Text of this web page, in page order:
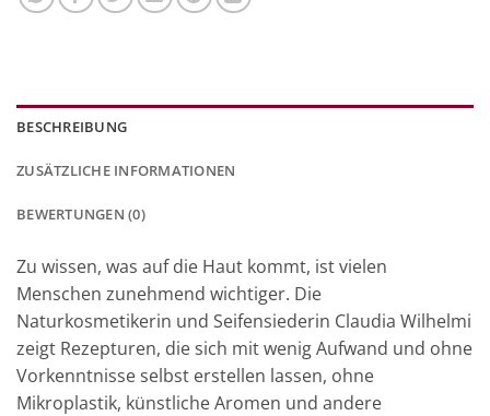
BESCHREIBUNG
ZUSÄTZLICHE INFORMATIONEN
BEWERTUNGEN (0)
Zu wissen, was auf die Haut kommt, ist vielen
Menschen zunehmend wichtiger. Die
Naturkosmetikerin und Seifensiederin Claudia Wilhelmi
zeigt Rezepturen, die sich mit wenig Aufwand und ohne
Vorkenntnisse selbst erstellen lassen, ohne
Mikroplastik, künstliche Aromen und andere